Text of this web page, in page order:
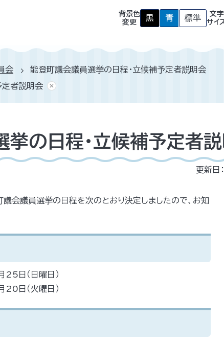
背景色
変更
黒
背
景
に
青
背
景
青
に
標準
背
景
戻
文字
サイ
会
能登町議会議員選挙の日程・立候補予定者説明会
定者説明会
挙の日程・立候補予定者
更新
会議員選挙の日程を次のとおり決定しましたので、お知
25日（日曜日）
20日（火曜日）